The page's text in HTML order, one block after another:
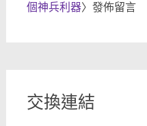
個神兵利器〉發佈留言
交換連結